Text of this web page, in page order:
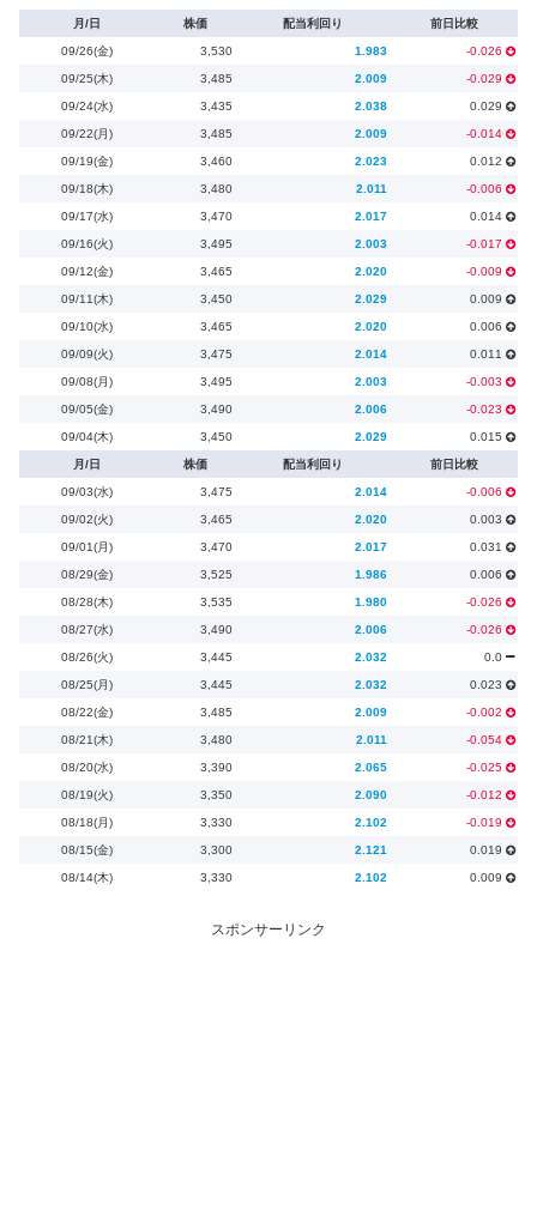
月/日 株価 配当利回り 前日比較
09/26(金) 3,530 1.983 -0.026
09/25(木) 3,485 2.009 -0.029
09/24(水) 3,435 2.038 0.029
09/22(月) 3,485 2.009 -0.014
09/19(金) 3,460 2.023 0.012
09/18(木) 3,480 2.011 -0.006
09/17(水) 3,470 2.017 0.014
09/16(火) 3,495 2.003 -0.017
09/12(金) 3,465 2.020 -0.009
09/11(木) 3,450 2.029 0.009
09/10(水) 3,465 2.020 0.006
09/09(火) 3,475 2.014 0.011
09/08(月) 3,495 2.003 -0.003
09/05(金) 3,490 2.006 -0.023
09/04(木) 3,450 2.029 0.015
月/日 株価 配当利回り 前日比較
09/03(水) 3,475 2.014 -0.006
09/02(火) 3,465 2.020 0.003
09/01(月) 3,470 2.017 0.031
08/29(金) 3,525 1.986 0.006
08/28(木) 3,535 1.980 -0.026
08/27(水) 3,490 2.006 -0.026
08/26(火) 3,445 2.032 0.0
08/25(月) 3,445 2.032 0.023
08/22(金) 3,485 2.009 -0.002
08/21(木) 3,480 2.011 -0.054
08/20(水) 3,390 2.065 -0.025
08/19(火) 3,350 2.090 -0.012
08/18(月) 3,330 2.102 -0.019
08/15(金) 3,300 2.121 0.019
08/14(木) 3,330 2.102 0.009
スポンサーリンク